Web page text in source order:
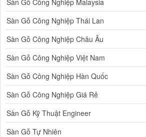
Sàn Gỗ Công Nghiệp Malaysia
Sàn Gỗ Công Nghiệp Thái Lan
Sàn Gỗ Công Nghiệp Châu Âu
Sàn Gỗ Công Nghiệp Việt Nam
Sàn Gỗ Công Nghiệp Hàn Quốc
Sàn Gỗ Công Nghiệp Giá Rẻ
Sàn Gỗ Kỹ Thuật Engineer
Sàn Gỗ Tự Nhiên